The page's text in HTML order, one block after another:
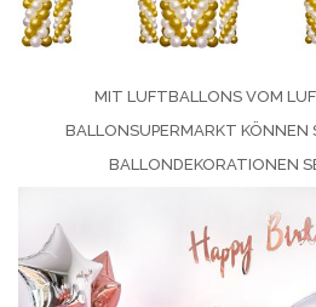
MIT LUFTBALLONS VOM
BALLONSUPERMARKT KÖNNEN
BALLONDEKORATIONEN